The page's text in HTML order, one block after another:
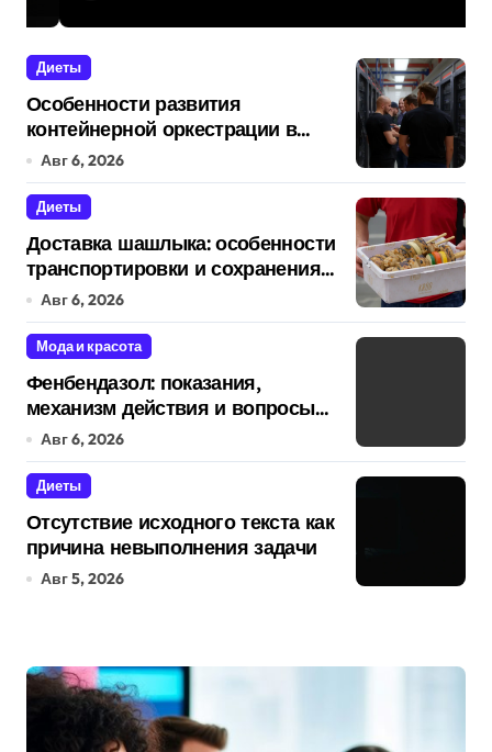
Диеты
Особенности развития
контейнерной оркестрации в
России
Авг 6, 2026
Диеты
Доставка шашлыка: особенности
транспортировки и сохранения
свежести
Авг 6, 2026
Мода и красота
Фенбендазол: показания,
механизм действия и вопросы
безопасности
Авг 6, 2026
Диеты
Отсутствие исходного текста как
причина невыполнения задачи
Авг 5, 2026